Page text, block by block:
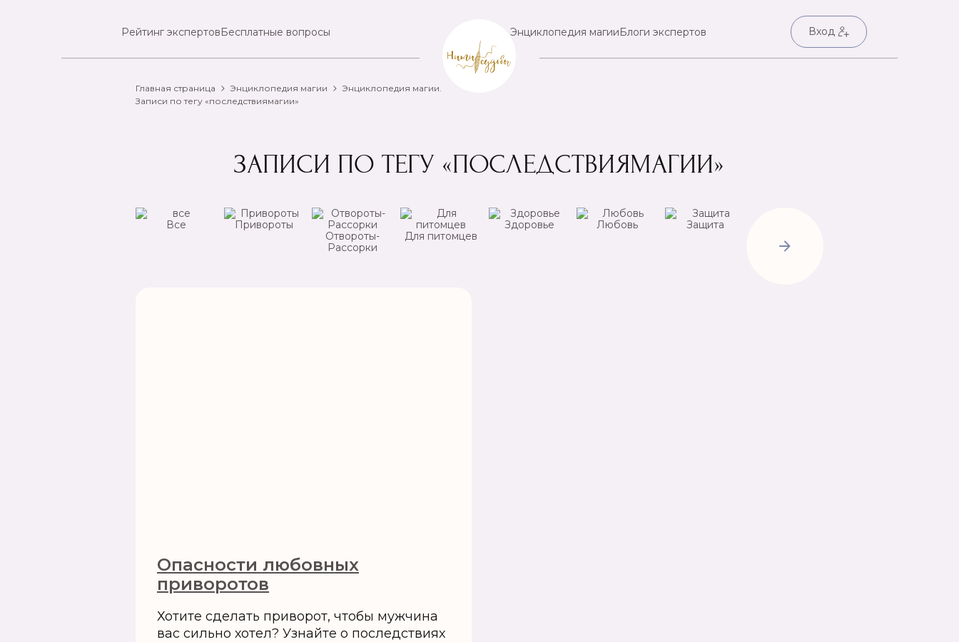
Рейтинг экспертовБесплатные вопросы Энциклопедия магииБлоги экспертов Вход
Главная страница Энциклопедия магии
Энциклопедия магии.
Записи по тегу «последствиямагии»
ЗАПИСИ ПО ТЕГУ «ПОСЛЕДСТВИЯМАГИИ»
Все
Привороты
Отвороты-
Рассорки
Для питомцев
Здоровье Любовь Защита
Опасности любовных
приворотов
Хотите сделать приворот, чтобы мужчина
вас сильно хотел? Узнайте о последствиях